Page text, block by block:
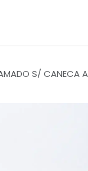
S/ CANECA